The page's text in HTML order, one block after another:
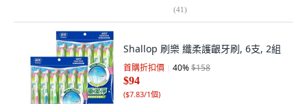
(41)
Shallop 刷樂 纖柔護齦牙刷, 6支, 2組
首購折扣價 40%$158
$94
($7.83/1個)